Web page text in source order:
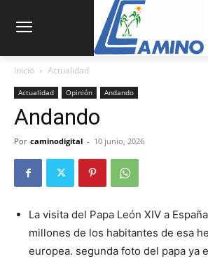
Inicio Actualidad
Actualidad Opinión Andando
Andando
Por caminodigital - 10 junio, 2026
La visita del Papa León XIV a
millones de los habitantes de esa
europea. segunda foto del papa ya